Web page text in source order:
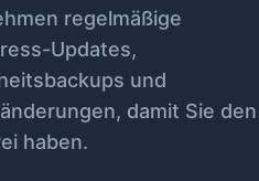
regelmäßige
Updates,
und
damit Sie den
haben.